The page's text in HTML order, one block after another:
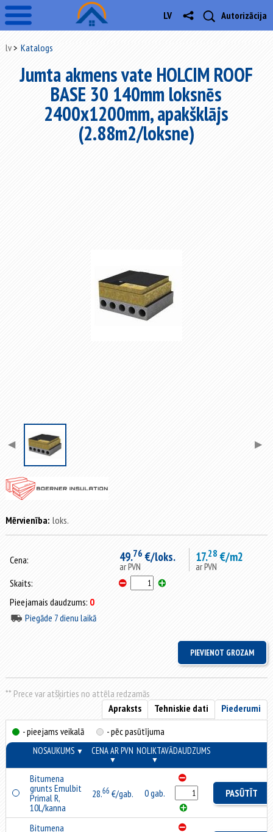
Autorizācija
LV
lv Katalogs
Jumta akmens vate HOLCIM ROOF
BASE 30 140mm loksnēs
2400x1200mm, apakšklājs
(2.88m2/loksne)
◀ ▶
Mērvienība: loks.
Cena: 49.76 €/loks.
ar PVN
17.28 €/m2
ar PVN
Skaits:
Pieejamais daudzums: 0
Piegāde 7 dienu laikā
** Prece var atšķirties no attēla redzamās
Piederumi
Tehniskie dati
Apraksts
- pieejams veikalā
- pēc pasūtījuma
NOSAUKUMS ▼ CENA AR PVN
▼
NOLIKTAVĀ
▼
DAUDZUMS
Bitumena
grunts Emulbit
Primal R,
10L/kanna
28.66 €/gab. 0 gab. PASŪTĪT
Bitumena